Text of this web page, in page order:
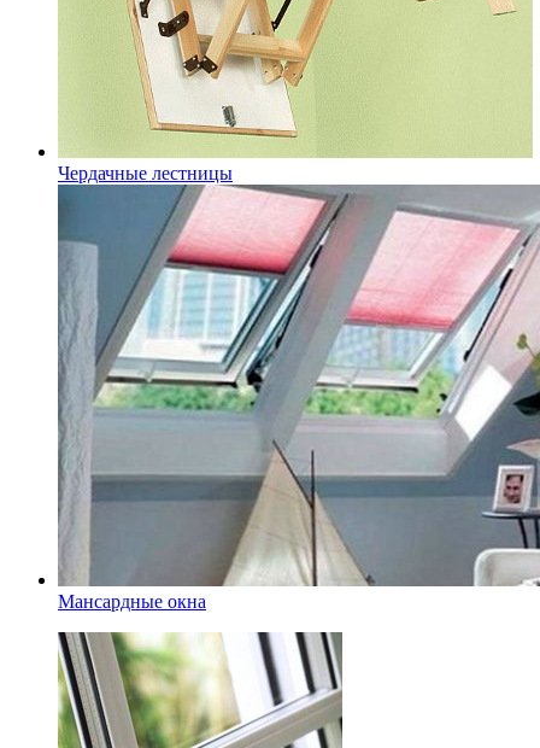
Чердачные лестницы
Мансардные окна